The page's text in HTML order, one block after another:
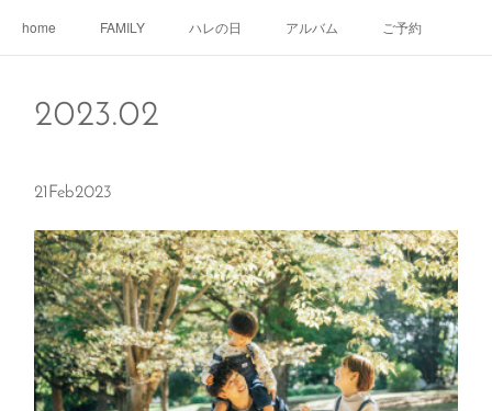
home FAMILY ハレの日 アルバム ご予約
2023.02
21 Feb2023